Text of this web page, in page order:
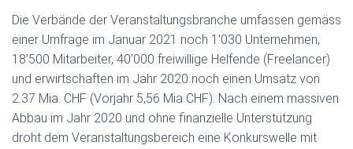
Die Verbände der Veranstaltungsbranche umfassen gemäss
einer Umfrage im Januar 2021 noch 1’030 Unternehmen,
18’500 Mitarbeiter, 40’000 freiwillige Helfende (Freelancer)
und erwirtschaften im Jahr 2020 noch einen Umsatz von
2.37 Mia. CHF (Vorjahr 5,56 Mia CHF). Nach einem massiven
Abbau im Jahr 2020 und ohne finanzielle Unterstützung
droht dem Veranstaltungsbereich eine Konkurswelle mit